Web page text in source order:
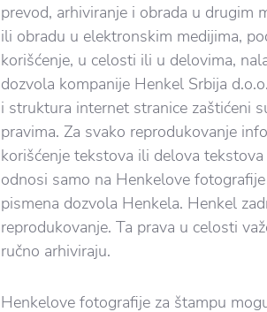
prevod, arhiviranje i obrada u drugim
ili obradu u elektronskim medijima,
korišćenje, u celosti ili u delovima,
dozvola kompanije Henkel Srbija
i struktura internet stranice zaštićeni
pravima. Za svako reprodukovanje
korišćenje tekstova ili delova
odnosi samo na Henkelove
pismena dozvola Henkela. Henkel
reprodukovanje. Ta prava u celosti
ručno arhiviraju.
Henkelove fotografije za štampu